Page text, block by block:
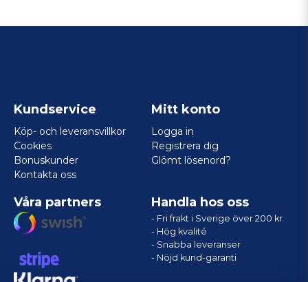
Kundservice
Köp- och leveransvillkor
Cookies
Bonuskunder
Kontakta oss
Mitt konto
Logga in
Registrera dig
Glömt lösenord?
Våra partners Handla hos oss
- Fri frakt i Sverige över 200 kr
- Hög kvalité
- Snabba leveranser
- Nöjd kund-garanti